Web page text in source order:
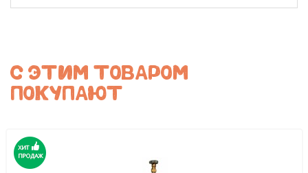
С ЭТИМ ТОВАРОМ
ПОКУПАЮТ